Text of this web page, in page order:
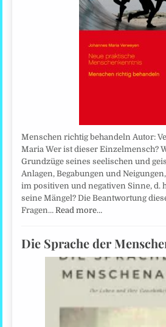
Menschen richtig behandeln Autor:
Maria Wer ist dieser Einzelmensch?
Grundzüge seines seelischen und
Anlagen, Begabungen und
im positiven und negativen Sinne, d.
seine Mängel? Die Beantwortung
Fragen…Read more…
Die Sprache der